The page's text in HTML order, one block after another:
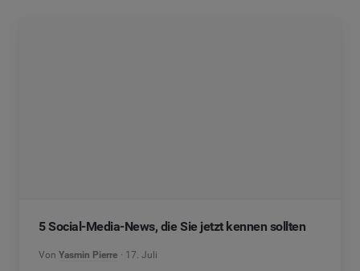
5 Social-Media-News, die Sie jetzt kennen sollten
Von Yasmin Pierre 17. Juli